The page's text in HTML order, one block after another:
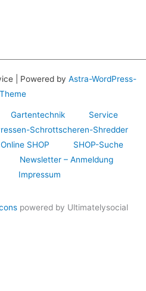
| Powered by Astra-WordPress-
Theme
Gartentechnik
Service
Schrottscheren-Shredder
Online SHOP
SHOP-Suche
Newsletter – Anmeldung
Impressum
powered by Ultimatelysocial